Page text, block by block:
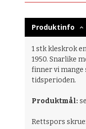
Produktinfo
1 stk kleskrok
1950. Snarlike
finner vi mange
tidsperioden.
Produktmål:
Rettspors